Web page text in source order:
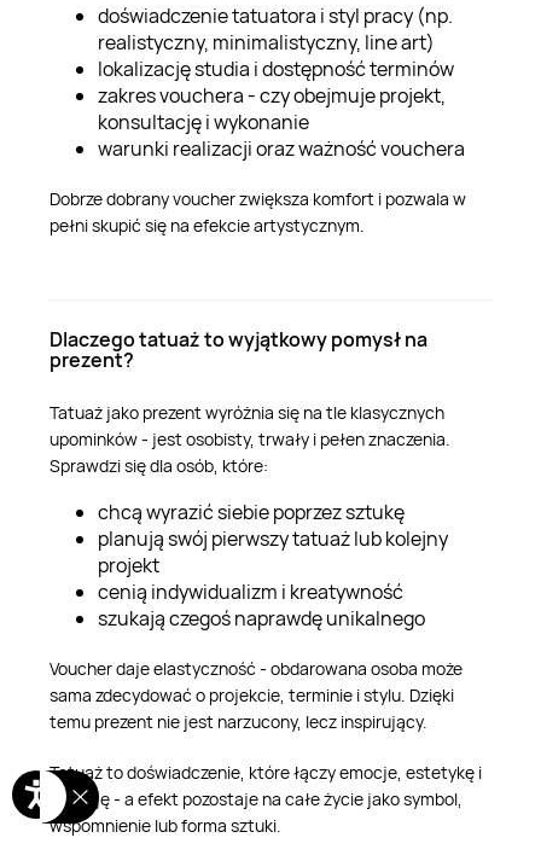
doświadczenie tatuatora i styl pracy (np.
realistyczny, minimalistyczny, line art)
lokalizację studia i dostępność terminów
zakres vouchera - czy obejmuje projekt,
konsultację i wykonanie
warunki realizacji oraz ważność vouchera
Dobrze dobrany voucher zwiększa komfort i pozwala w
pełni skupić się na efekcie artystycznym.
Dlaczego tatuaż to wyjątkowy pomysł na
prezent?
Tatuaż jako prezent wyróżnia się na tle klasycznych
upominków - jest osobisty, trwały i pełen znaczenia.
Sprawdzi się dla osób, które:
chcą wyrazić siebie poprzez sztukę
planują swój pierwszy tatuaż lub kolejny
projekt
cenią indywidualizm i kreatywność
szukają czegoś naprawdę unikalnego
Voucher daje elastyczność - obdarowana osoba może
sama zdecydować o projekcie, terminie i stylu. Dzięki
temu prezent nie jest narzucony, lecz inspirujący.
Tatuaż to doświadczenie, które łączy emocje, estetykę i
decyzję - a efekt pozostaje na całe życie jako symbol,
wspomnienie lub forma sztuki.